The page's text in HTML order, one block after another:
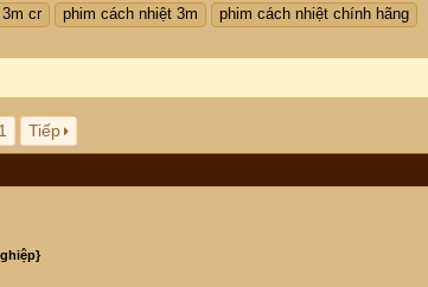
cr phim cách nhiệt 3m phim cách nhiệt chính hãng
Tiếp